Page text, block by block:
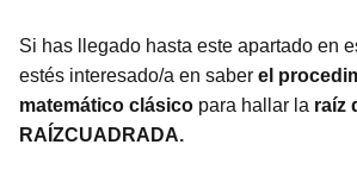
Si has llegado hasta este apartado en
estés interesado/a en saber el
matemático clásico para hallar la raíz
RAÍZCUADRADA.